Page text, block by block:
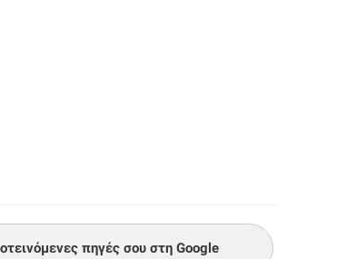
πηγές σου στη Google